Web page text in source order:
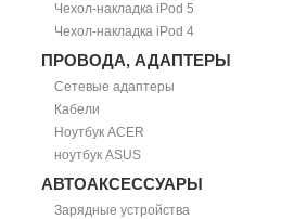
Чехол-накладка iPod 5
Чехол-накладка iPod 4
ПРОВОДА, АДАПТЕРЫ
Сетевые адаптеры
Кабели
Ноутбук ACER
ноутбук ASUS
АВТОАКСЕССУАРЫ
Зарядные устройства